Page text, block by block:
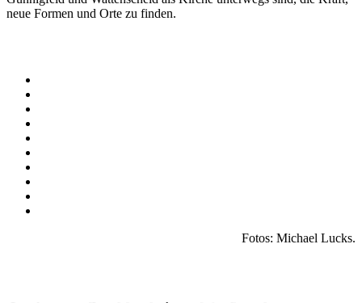
neue Formen und Orte zu finden.
Fotos: Michael Lucks.